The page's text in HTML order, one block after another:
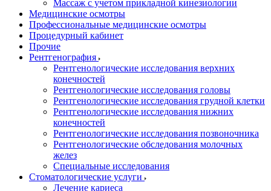
Массаж с учетом прикладной кинезиологии
Медицинские осмотры
Профессиональные медицинские осмотры
Процедурный кабинет
Прочие
Рентгенография
Рентгенологические исследования верхних
конечностей
Рентгенологические исследования головы
Рентгенологические исследования грудной клетки
Рентгенологические исследования нижних
конечностей
Рентгенологические исследования позвоночника
Рентгенологические обследования молочных
желез
Специальные исследования
Стоматологические услуги
Лечение кариеса